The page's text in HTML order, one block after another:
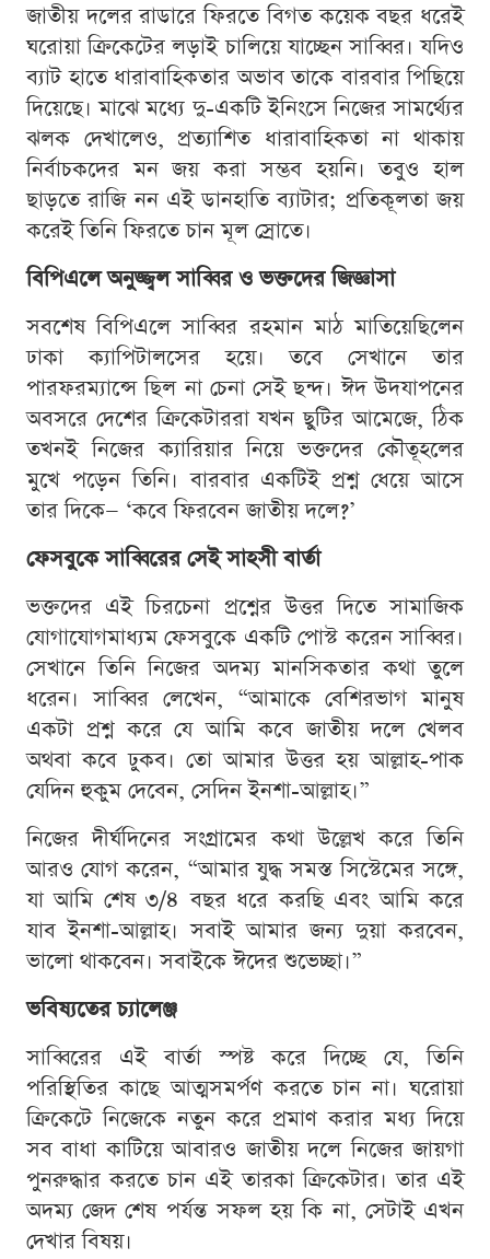
জাতীয় দলের রাডারে ফিরতে বিগত কয়েক বছর ধরেই
ঘরোয়া ক্রিকেটের লড়াই চালিয়ে যাচ্ছেন সাব্বির। যদিও
ব্যাট হাতে ধারাবাহিকতার অভাব তাকে বারবার পিছিয়ে
দিয়েছে। মাঝে মধ্যে দু-একটি ইনিংসে নিজের সামর্থ্যের
ঝলক দেখালেও, প্রত্যাশিত ধারাবাহিকতা না থাকায়
নির্বাচকদের মন জয় করা সম্ভব হয়নি। তবুও হাল
ছাড়তে রাজি নন এই ডানহাতি ব্যাটার; প্রতিকূলতা জয়
করেই তিনি ফিরতে চান মূল স্রোতে।
বিপিএলে অনুজ্জ্বল সাব্বির ও ভক্তদের জিজ্ঞাসা
সবশেষ বিপিএলে সাব্বির রহমান মাঠ মাতিয়েছিলেন
ঢাকা ক্যাপিটালসের হয়ে। তবে সেখানে তার
পারফরম্যান্সে ছিল না চেনা সেই ছন্দ। ঈদ উদযাপনের
অবসরে দেশের ক্রিকেটাররা যখন ছুটির আমেজে, ঠিক
তখনই নিজের ক্যারিয়ার নিয়ে ভক্তদের কৌতূহলের
মুখে পড়েন তিনি। বারবার একটিই প্রশ্ন ধেয়ে আসে
তার দিকে— ‘কবে ফিরবেন জাতীয় দলে?’
ফেসবুকে সাব্বিরের সেই সাহসী বার্তা
ভক্তদের এই চিরচেনা প্রশ্নের উত্তর দিতে সামাজিক
যোগাযোগমাধ্যম ফেসবুকে একটি পোস্ট করেন সাব্বির।
সেখানে তিনি নিজের অদম্য মানসিকতার কথা তুলে
ধরেন। সাব্বির লেখেন, “আমাকে বেশিরভাগ মানুষ
একটা প্রশ্ন করে যে আমি কবে জাতীয় দলে খেলব
অথবা কবে ঢুকব। তো আমার উত্তর হয় আল্লাহ-পাক
যেদিন হুকুম দেবেন, সেদিন ইনশা-আল্লাহ।”
নিজের দীর্ঘদিনের সংগ্রামের কথা উল্লেখ করে তিনি
আরও যোগ করেন, “আমার যুদ্ধ সমস্ত সিস্টেমের সঙ্গে,
যা আমি শেষ ৩/৪ বছর ধরে করছি এবং আমি করে
যাব ইনশা-আল্লাহ। সবাই আমার জন্য দুয়া করবেন,
ভালো থাকবেন। সবাইকে ঈদের শুভেচ্ছা।”
ভবিষ্যতের চ্যালেঞ্জ
সাব্বিরের এই বার্তা স্পষ্ট করে দিচ্ছে যে, তিনি
পরিস্থিতির কাছে আত্মসমর্পণ করতে চান না। ঘরোয়া
ক্রিকেটে নিজেকে নতুন করে প্রমাণ করার মধ্য দিয়ে
সব বাধা কাটিয়ে আবারও জাতীয় দলে নিজের জায়গা
পুনরুদ্ধার করতে চান এই তারকা ক্রিকেটার। তার এই
অদম্য জেদ শেষ পর্যন্ত সফল হয় কি না, সেটাই এখন
দেখার বিষয়।